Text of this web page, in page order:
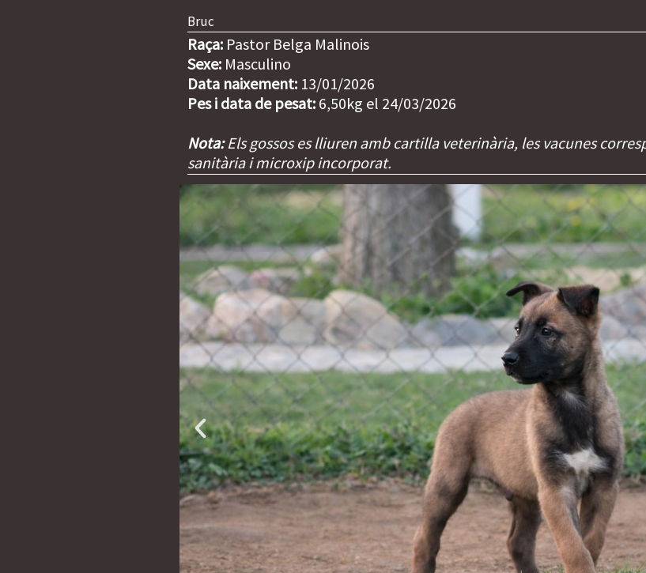
Bruc
Raça: Pastor Belga Malinois
Sexe: Masculino
Data naixement: 13/01/2026
Pes i data de pesat: 6,50kg el 24/03/2026
Nota:Els gossos es lliuren amb cartilla veterinària, les vacunes
sanitària i microxip incorporat.